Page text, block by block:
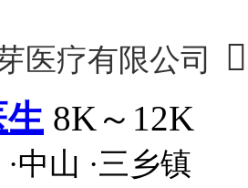
医疗有限公司 
生 8K～12K
·中山 ·三乡镇